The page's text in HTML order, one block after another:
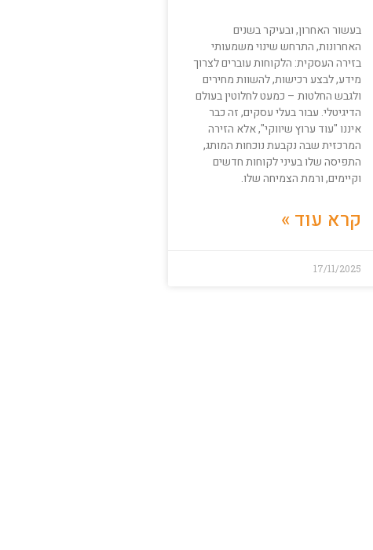
בעשור האחרון, ובעיקר בשנים
האחרונות, התרחש שינוי משמעותי
בזירה העסקית: הלקוחות עוברים לצרוך
מידע, לבצע רכישות, להשוות מחירים
ולגבש החלטות – כמעט לחלוטין בעולם
הדיגיטלי. עבור בעלי עסקים, זה כבר
איננו "עוד ערוץ שיווקי", אלא הזירה
המרכזית שבה נקבעת נוכחות המותג,
התפיסה שלו בעיני לקוחות חדשים
וקיימים, ורמת הצמיחה שלו.
קרא עוד »
17/11/2025